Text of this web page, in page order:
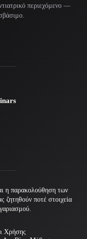
περιεχόμενο —
η παρακολούθηση των
ζητηθούν ποτέ στοιχεία
Χρήσης